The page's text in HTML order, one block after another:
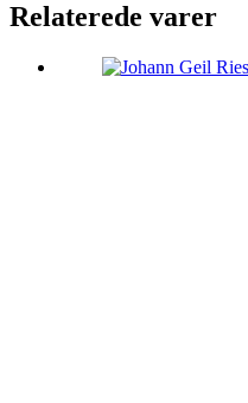
Relaterede varer